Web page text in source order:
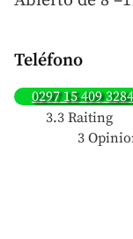
Teléfono
0297 15 409 3284
3.3 Raiting
3